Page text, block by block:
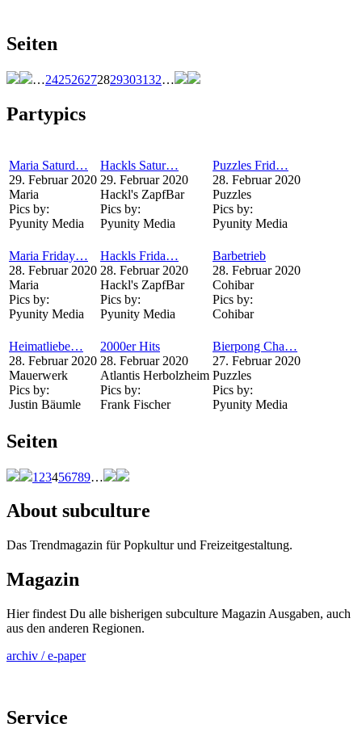
Seiten
…242526272829303132…
Partypics
Maria Saturd…
29. Februar 2020
Maria
Pics by:
Pyunity Media
Hackls Satur…
29. Februar 2020
Hackl's ZapfBar
Pics by:
Pyunity Media
Puzzles Frid…
28. Februar 2020
Puzzles
Pics by:
Pyunity Media
Maria Friday…
28. Februar 2020
Maria
Pics by:
Pyunity Media
Hackls Frida…
28. Februar 2020
Hackl's ZapfBar
Pics by:
Pyunity Media
Barbetrieb
28. Februar 2020
Cohibar
Pics by:
Cohibar
Heimatliebe…
28. Februar 2020
Mauerwerk
Pics by:
Justin Bäumle
2000er Hits
28. Februar 2020
Atlantis Herbolzheim
Pics by:
Frank Fischer
Bierpong Cha…
27. Februar 2020
Puzzles
Pics by:
Pyunity Media
Seiten
1 23456789…
About subculture
Das Trendmagazin für Popkultur und Freizeitgestaltung.
Magazin
Hier findest Du alle bisherigen subculture Magazin Ausgaben, auch
aus den anderen Regionen.
archiv / e-paper
Service